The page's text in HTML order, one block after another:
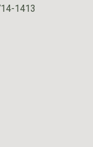
1413